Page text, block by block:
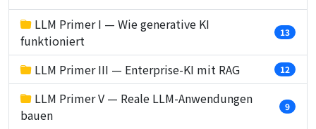
LLM Primer I — Wie generative KI
funktioniert
13
LLM Primer III — Enterprise-KI mit RAG 12
LLM Primer V — Reale LLM-Anwendungen
bauen
9